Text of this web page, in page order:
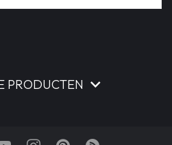
PRODUCTEN